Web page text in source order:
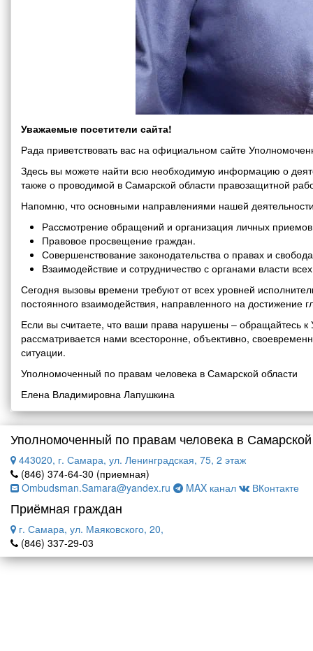
Уважаемые посетители сайта!
Рада приветствовать вас на официальном сайте
Здесь вы можете найти всю необходимую информацию о
также о проводимой в Самарской области правозащитной
Напомню, что основными направлениями нашей
Рассмотрение обращений и организация личных
Правовое просвещение граждан.
Совершенствование законодательства о правах и
Взаимодействие и сотрудничество с органами власти
Сегодня вызовы времени требуют от всех уровней
постоянного взаимодействия, направленного на
Если вы считаете, что ваши права нарушены – обращайтесь
рассматривается нами всесторонне, объективно,
ситуации.
Уполномоченный по правам человека в Самарской области
Елена Владимировна Лапушкина
Уполномоченный по правам человека в
443020, г. Самара, ул. Ленинградская, 75, 2 этаж
(846) 374-64-30 (приемная)
Ombudsman.Samara@yandex.ru
MAX канал ВКонтакте
Приёмная граждан
г. Самара, ул. Маяковского, 20,
(846) 337-29-03